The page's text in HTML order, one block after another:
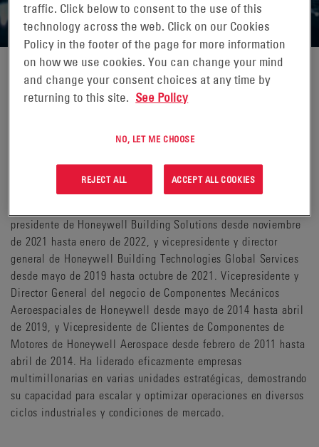
KEITH FISHER
Infraestructura desde enero de 2025. Antes de unirse a
Honeywell, donde desempeñó diversos cargos en la
presidente de Honeywell Building Solutions desde noviembre
de 2021 hasta enero de 2022, y vicepresidente y director
general de Honeywell Building Technologies Global Services
desde mayo de 2019 hasta octubre de 2021. Vicepresidente y
Director General del negocio de Componentes Mecánicos
Aeroespaciales de Honeywell desde mayo de 2014 hasta abril
de 2019, y Vicepresidente de Clientes de Componentes de
Motores de Honeywell Aerospace desde febrero de 2011 hasta
abril de 2014. Ha liderado eficazmente empresas
multimillonarias en varias unidades estratégicas, demostrando
su capacidad para escalar y optimizar operaciones en diversos
ciclos industriales y condiciones de mercado.
traffic. Click below to consent to the use of this
technology across the web. Click on our Cookies
Policy in the footer of the page for more information
on how we use cookies. You can change your mind
and change your consent choices at any time by
returning to this site. See Policy
NO, LET ME CHOOSE
REJECT ALL ACCEPT ALL COOKIES